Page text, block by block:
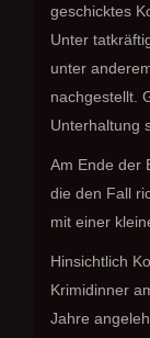
geschicktes
Unter
unter
nachgestellt.
Unterhaltung
Am Ende der
die den Fall
mit einer
Hinsichtlich
Krimidinner
Jahre